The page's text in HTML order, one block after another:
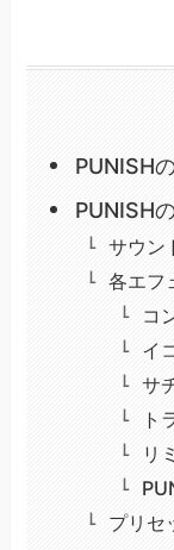
PUNISH
PUNISH
サウン
各エフ
コ
イ
サ
ト
リ
プリセ